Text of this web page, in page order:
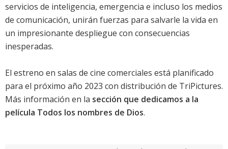
servicios de inteligencia, emergencia e incluso los medios
de comunicación, unirán fuerzas para salvarle la vida en
un impresionante despliegue con consecuencias
inesperadas.
El estreno en salas de cine comerciales está planificado
para el próximo año 2023 con distribución de TriPictures.
Más información en la sección que dedicamos a la
película Todos los nombres de Dios.